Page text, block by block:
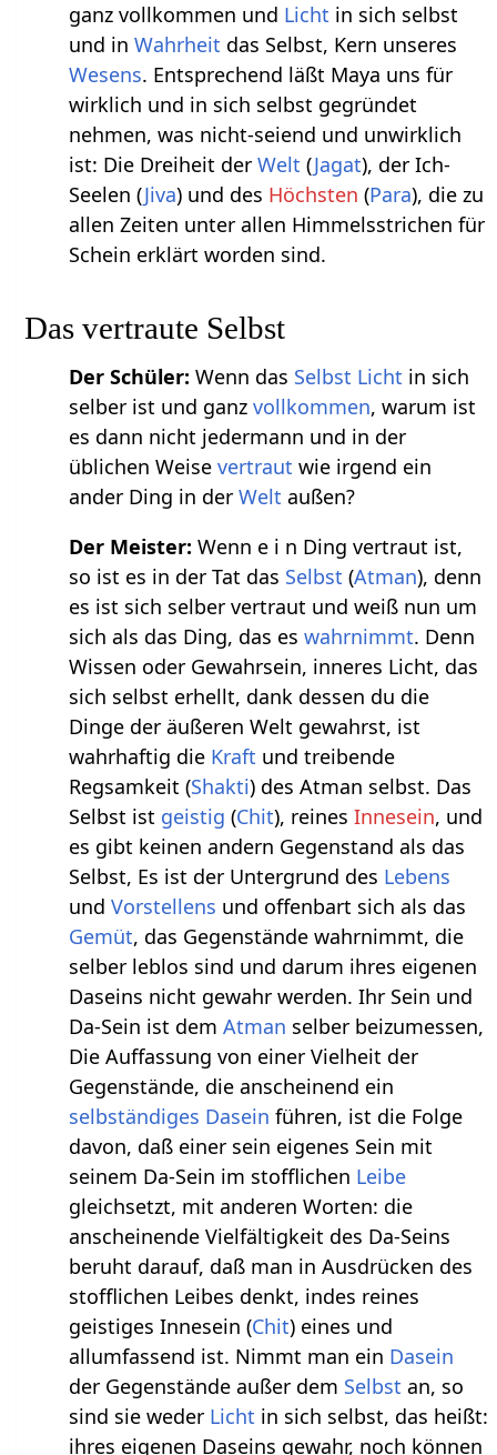
ganz vollkommen und Licht in sich selbst
und inWahrheit das Selbst, Kern unseres
Wesens. Entsprechend läßt Maya uns für
wirklich und in sich selbst gegründet
nehmen, was nicht-seiend und unwirklich
ist: Die Dreiheit derWelt (Jagat), der Ich-
Seelen (Jiva) und des Höchsten (Para), die zu
allen Zeiten unter allen Himmelsstrichen für
Schein erklärt worden sind.
Das vertraute Selbst
Der Schüler: Wenn das Selbst Licht in sich
selber ist und ganzvollkommen, warum ist
es dann nicht jedermann und in der
üblichen Weisevertraut wie irgend ein
ander Ding in derWelt außen?
Der Meister: Wenn e i n Ding vertraut ist,
so ist es in der Tat das Selbst (Atman), denn
es ist sich selber vertraut und weiß nun um
sich als das Ding, das eswahrnimmt. Denn
Wissen oder Gewahrsein, inneres Licht, das
sich selbst erhellt, dank dessen du die
Dinge der äußeren Welt gewahrst, ist
wahrhaftig die Kraft und treibende
Regsamkeit (Shakti) des Atman selbst. Das
Selbst ist geistig (Chit), reinesInnesein, und
es gibt keinen andern Gegenstand als das
Selbst, Es ist der Untergrund des Lebens
undVorstellens und offenbart sich als das
Gemüt, das Gegenstände wahrnimmt, die
selber leblos sind und darum ihres eigenen
Daseins nicht gewahr werden. Ihr Sein und
Da-Sein ist demAtman selber beizumessen,
Die Auffassung von einer Vielheit der
Gegenstände, die anscheinend ein
selbständiges Dasein führen, ist die Folge
davon, daß einer sein eigenes Sein mit
seinem Da-Sein im stofflichen Leibe
gleichsetzt, mit anderen Worten: die
anscheinende Vielfältigkeit des Da-Seins
beruht darauf, daß man in Ausdrücken des
stofflichen Leibes denkt, indes reines
geistiges Innesein (Chit) eines und
allumfassend ist. Nimmt man ein Dasein
der Gegenstände außer dem Selbst an, so
sind sie weder Licht in sich selbst, das heißt:
ihres eigenen Daseins gewahr, noch können